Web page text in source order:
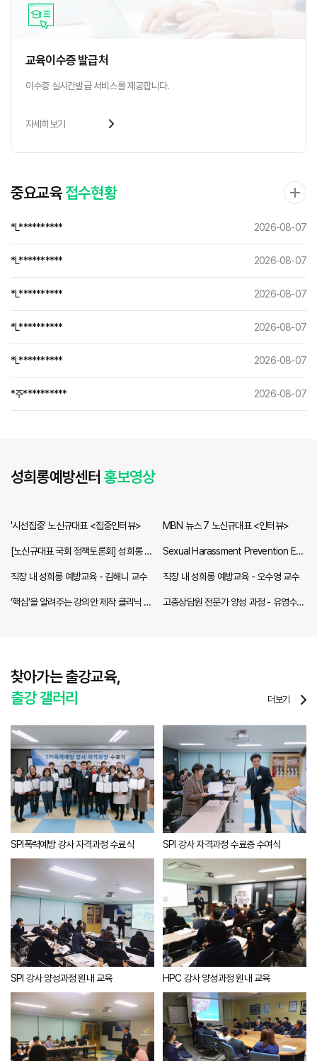
교육이수증 발급처
이수증 실시간발급서비스를 제공합니다.
자세히보기 arrow_forward_ios
중요교육접수현황
*L********** 2026-08-07
*L********** 2026-08-07
*L********** 2026-08-07
*L********** 2026-08-07
*L********** 2026-08-07
*주********** 2026-08-07
성희롱예방센터 홍보영상
'시선집중' 노신규대표 <집중인터뷰> MBN 뉴스 7 노신규대표 <인터뷰>
[노신규대표 국회 정책토론회] 성희롱 2
Sexual Harassment Prevention Edu
직장 내 성희롱 예방교육 - 김해니 교수
직장 내 성희롱 예방교육 - 오수영 교수
‘핵심’을 알려주는 강의안 제작 클리닉 -
고충상담원 전문가 양성 과정 - 유영수
찾아가는 출강교육,
출강 갤러리
더보기
SPI폭력예방 강사 자격과정 수료식 SPI 강사 자격과정 수료증 수여식
SPI 강사 양성과정 원내 교육 HPC 강사 양성과정 원내 교육